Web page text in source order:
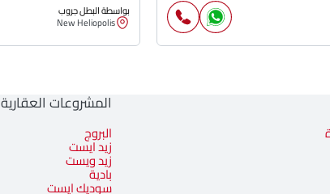
بواسطة البطل جروب
New Heliopolis
المشروعات العقارية
البروج
زيد ايست
زيد ويست
بادية
سوديك ايست